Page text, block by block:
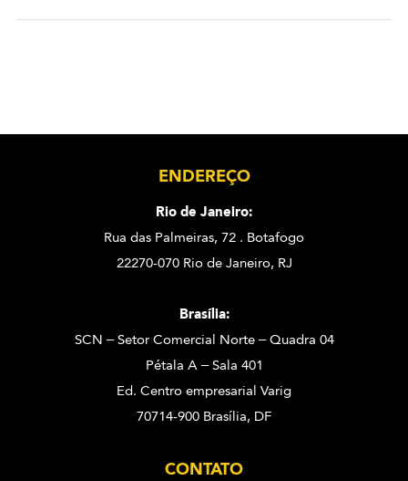
ENDEREÇO
Rio de Janeiro:
Rua das Palmeiras, 72 . Botafogo
22270-070 Rio de Janeiro, RJ
Brasília:
SCN – Setor Comercial Norte – Quadra 04
Pétala A – Sala 401
Ed. Centro empresarial Varig
70714-900 Brasília, DF
CONTATO